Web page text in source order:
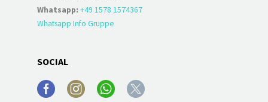
Whatsapp: +49 1578 1574367
Whatsapp Info Gruppe
SOCIAL